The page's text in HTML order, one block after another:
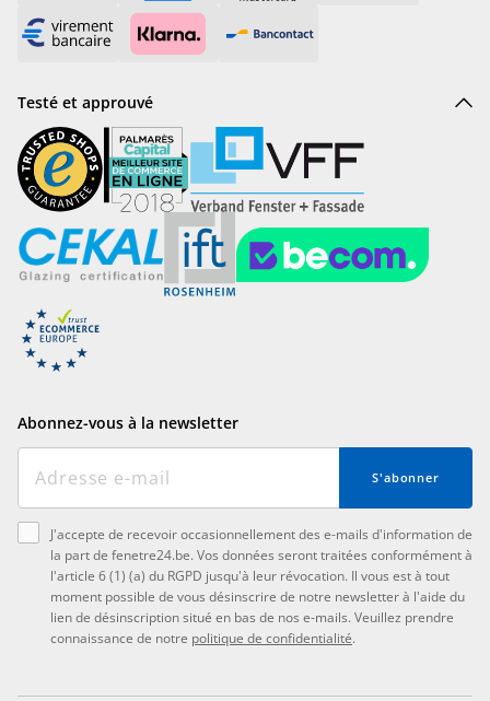
Testé et approuvé
Abonnez-vous à la newsletter
S'abonner
J'accepte de recevoir occasionnellement des e-mails d'information de
la part de fenetre24.be. Vos données seront traitées conformément à
l'article 6 (1) (a) du RGPD jusqu'à leur révocation. Il vous est à tout
moment possible de vous désinscrire de notre newsletter à l'aide du
lien de désinscription situé en bas de nos e-mails. Veuillez prendre
connaissance de notre politique de confidentialité.